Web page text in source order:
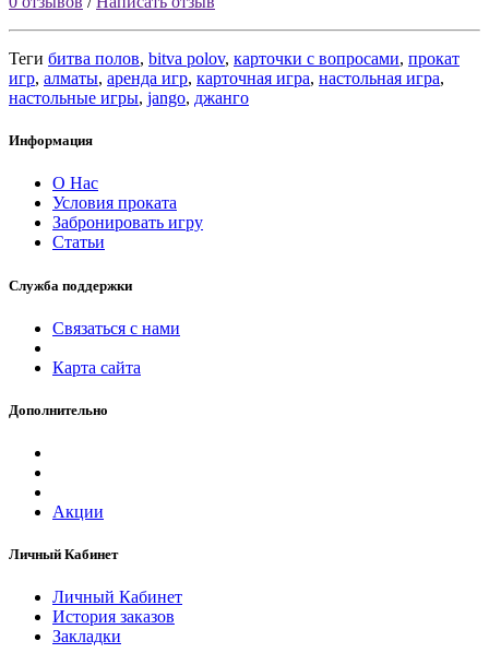
Теги битва полов, bitva polov, карточки с вопросами, прокат
игр, алматы, аренда игр, карточная игра, настольная игра,
настольные игры, jango, джанго
Информация
О Нас
Условия проката
Забронировать игру
Статьи
Служба поддержки
Связаться с нами
Карта сайта
Дополнительно
Акции
Личный Кабинет
Личный Кабинет
История заказов
Закладки